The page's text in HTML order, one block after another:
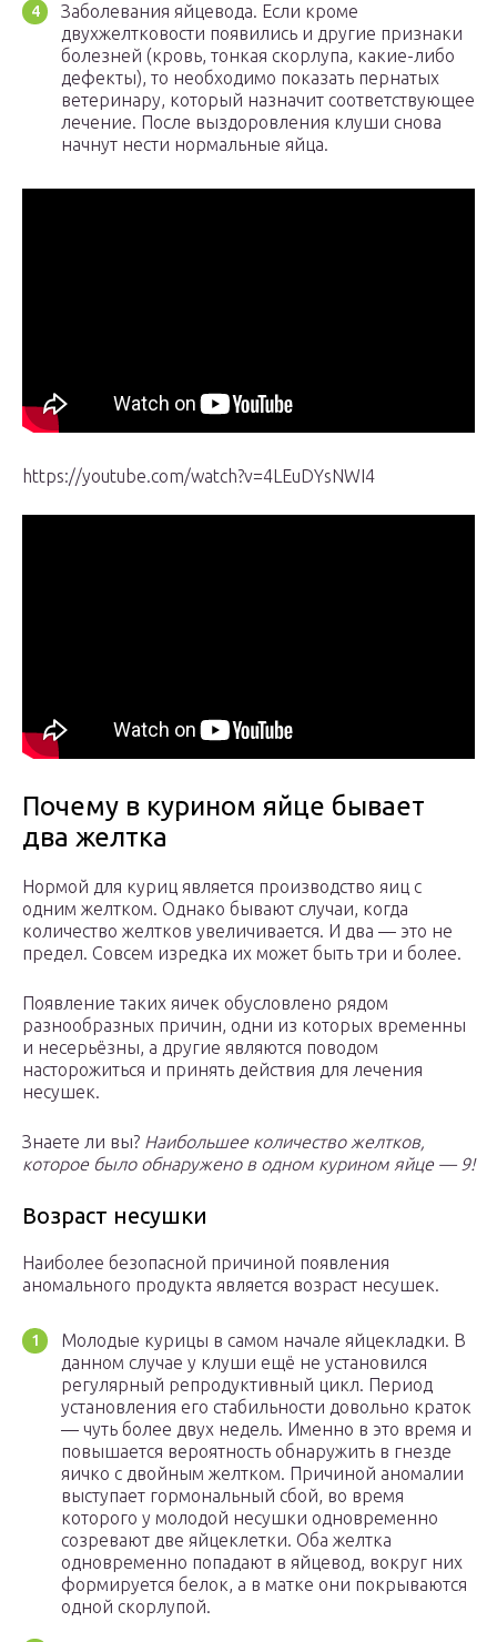
Заболевания яйцевода. Если кроме
двухжелтковости появились и другие признаки
болезней (кровь, тонкая скорлупа, какие-либо
дефекты), то необходимо показать пернатых
ветеринару, который назначит соответствующее
лечение. После выздоровления клуши снова
начнут нести нормальные яйца.
https://youtube.com/watch?v=4LEuDYsNWI4
Почему в курином яйце бывает
два желтка
Нормой для куриц является производство яиц с
одним желтком. Однако бывают случаи, когда
количество желтков увеличивается. И два — это не
предел. Совсем изредка их может быть три и более.
Появление таких яичек обусловлено рядом
разнообразных причин, одни из которых временны
и несерьёзны, а другие являются поводом
насторожиться и принять действия для лечения
несушек.
Знаете ли вы? Наибольшее количество желтков,
которое было обнаружено в одном курином яйце — 9!
Возраст несушки
Наиболее безопасной причиной появления
аномального продукта является возраст несушек.
Молодые курицы в самом начале яйцекладки. В
данном случае у клуши ещё не установился
регулярный репродуктивный цикл. Период
установления его стабильности довольно краток
— чуть более двух недель. Именно в это время и
повышается вероятность обнаружить в гнезде
яичко с двойным желтком. Причиной аномалии
выступает гормональный сбой, во время
которого у молодой несушки одновременно
созревают две яйцеклетки. Оба желтка
одновременно попадают в яйцевод, вокруг них
формируется белок, а в матке они покрываются
одной скорлупой.